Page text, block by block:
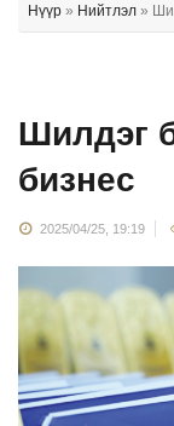
Нүүр » Нийтлэл »
Шилдэг
бизнес
2025/04/25, 19:19